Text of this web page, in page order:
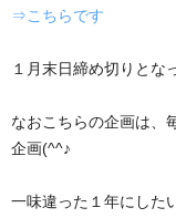
⇒こちらです
１月末日締め切りとな
なおこちらの企画は、
企画(^^♪
一味違った１年にした